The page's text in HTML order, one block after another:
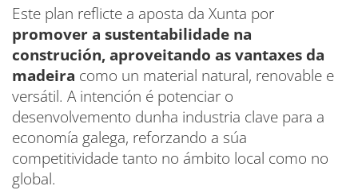
Este plan reflicte a aposta da Xunta por
promover a sustentabilidade na
construción, aproveitando as vantaxes da
madeira como un material natural, renovable e
versátil. A intención é potenciar o
desenvolvemento dunha industria clave para a
economía galega, reforzando a súa
competitividade tanto no ámbito local como no
global.